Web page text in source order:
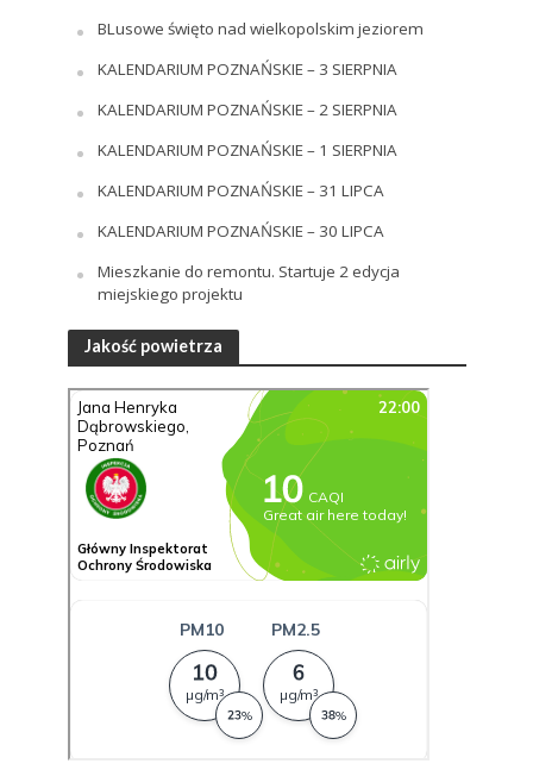
BLusowe święto nad wielkopolskim jeziorem
KALENDARIUM POZNAŃSKIE – 3 SIERPNIA
KALENDARIUM POZNAŃSKIE – 2 SIERPNIA
KALENDARIUM POZNAŃSKIE – 1 SIERPNIA
KALENDARIUM POZNAŃSKIE – 31 LIPCA
KALENDARIUM POZNAŃSKIE – 30 LIPCA
Mieszkanie do remontu. Startuje 2 edycja
miejskiego projektu
Jakość powietrza